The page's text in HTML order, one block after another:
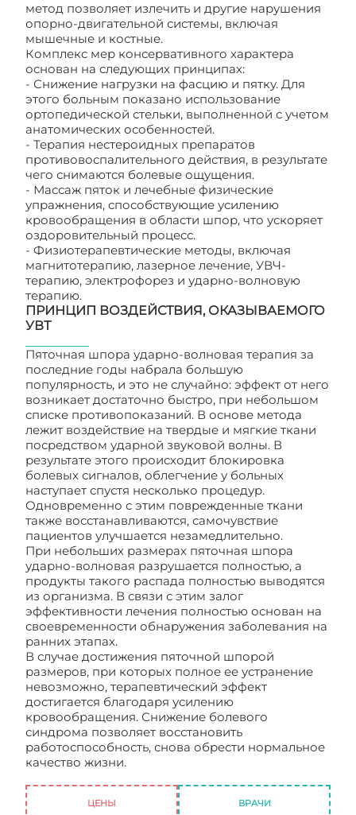
метод позволяет излечить и другие нарушения
опорно-двигательной системы, включая
мышечные и костные.
Комплекс мер консервативного характера
основан на следующих принципах:
- Снижение нагрузки на фасцию и пятку. Для
этого больным показано использование
ортопедической стельки, выполненной с учетом
анатомических особенностей.
- Терапия нестероидных препаратов
противовоспалительного действия, в результате
чего снимаются болевые ощущения.
- Массаж пяток и лечебные физические
упражнения, способствующие усилению
кровообращения в области шпор, что ускоряет
оздоровительный процесс.
- Физиотерапевтические методы, включая
магнитотерапию, лазерное лечение, УВЧ-
терапию, электрофорез и ударно-волновую
терапию.
ПРИНЦИП ВОЗДЕЙСТВИЯ, ОКАЗЫВАЕМОГО
УВТ
Пяточная шпора ударно-волновая терапия за
последние годы набрала большую
популярность, и это не случайно: эффект от него
возникает достаточно быстро, при небольшом
списке противопоказаний. В основе метода
лежит воздействие на твердые и мягкие ткани
посредством ударной звуковой волны. В
результате этого происходит блокировка
болевых сигналов, облегчение у больных
наступает спустя несколько процедур.
Одновременно с этим поврежденные ткани
также восстанавливаются, самочувствие
пациентов улучшается незамедлительно.
При небольших размерах пяточная шпора
ударно-волновая разрушается полностью, а
продукты такого распада полностью выводятся
из организма. В связи с этим залог
эффективности лечения полностью основан на
своевременности обнаружения заболевания на
ранних этапах.
В случае достижения пяточной шпорой
размеров, при которых полное ее устранение
невозможно, терапевтический эффект
достигается благодаря усилению
кровообращения. Снижение болевого
синдрома позволяет восстановить
работоспособность, снова обрести нормальное
качество жизни.
ЦЕНЫ ВРАЧИ